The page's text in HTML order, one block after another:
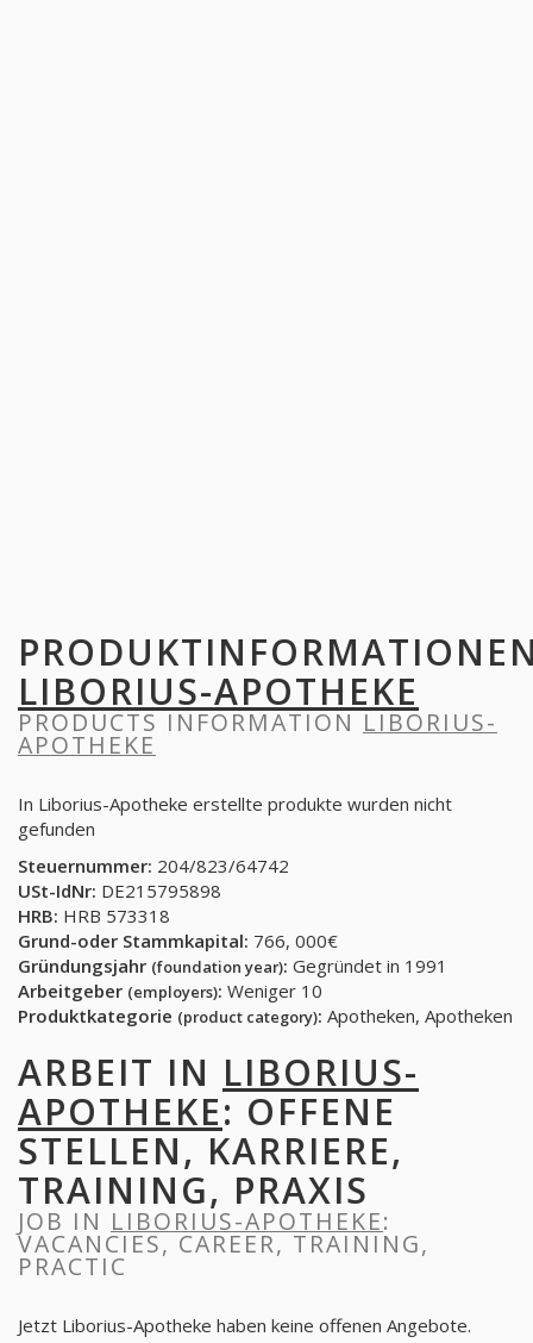
LIBORIUS-APOTHEKE
PRODUCTS INFORMATION LIBORIUS-
APOTHEKE
In Liborius-Apotheke erstellte produkte wurden nicht
gefunden
Steuernummer: 204/823/64742
USt-IdNr: DE215795898
HRB: HRB 573318
Grund-oder Stammkapital: 766, 000€
Gründungsjahr (foundation year): Gegründet in 1991
Arbeitgeber (employers): Weniger 10
Produktkategorie (product category): Apotheken, Apotheken
ARBEIT IN LIBORIUS-
APOTHEKE: OFFENE
STELLEN, KARRIERE,
TRAINING, PRAXIS
JOB IN LIBORIUS-APOTHEKE:
VACANCIES, CAREER, TRAINING,
PRACTIC
Jetzt Liborius-Apotheke haben keine offenen Angebote.